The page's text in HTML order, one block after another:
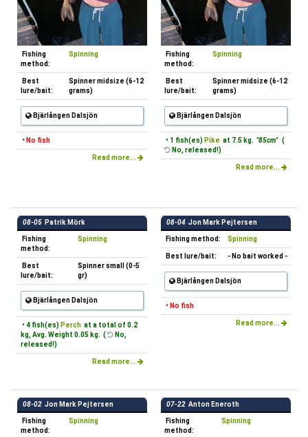
Fishing
method:
Spinning
Best
lure/bait:
Spinner midsize (6-12
grams)
Bjärlången Dalsjön
• No fish
Read more...
Fishing
method:
Spinning
Best
lure/bait:
Spinner midsize (6-12
grams)
Bjärlången Dalsjön
• 1 fish(es) Pike at 7.5 kg. "85cm" (
No, released!)
Read more...
08-05 Patrik Mörk
Fishing
method:
Spinning
Best
lure/bait:
Spinner small (0-5
gr)
Bjärlången Dalsjön
• 4 fish(es) Perch at a total of 0.2
kg, Avg. Weight 0.05 kg. (
No,
released!)
Read more...
08-04 Jon Mark Pejtersen
Fishing method: Spinning
Best lure/bait: - No bait worked -
Bjärlången Dalsjön
• No fish
Read more...
08-02 Jon Mark Pejtersen
Fishing
method:
Spinning
07-22 Anton Eneroth
Fishing
method:
Spinning